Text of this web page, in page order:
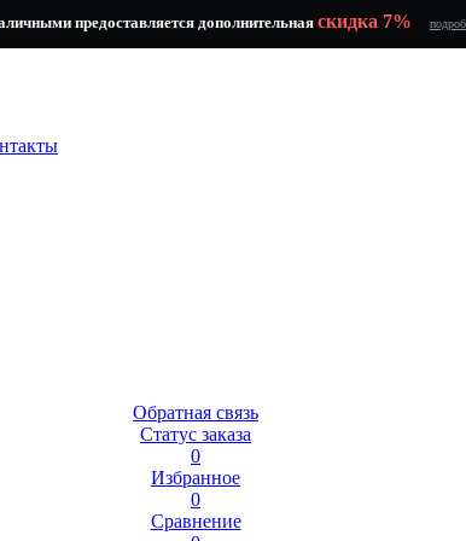
предоставляется дополнительная скидка 7%
Обратная связь
Статус заказа
0
Избранное
0
Сравнение